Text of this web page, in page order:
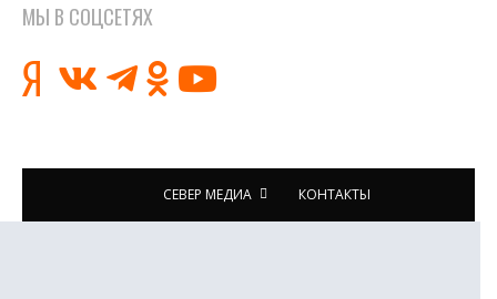
МЫ В СОЦСЕТЯХ
СЕВЕР МЕДИА КОНТАКТЫ